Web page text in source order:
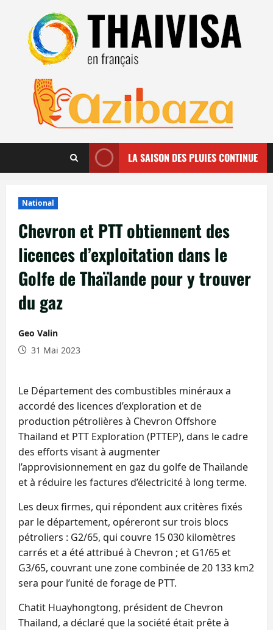
contenu
LA SAISON DES PLUIES CONTINUE
National
Chevron et PTT obtiennent des
licences d’exploitation dans le
Golfe de Thaïlande pour y trouver
du gaz
Geo Valin
31 Mai 2023
Le Département des combustibles minéraux a
accordé des licences d’exploration et de
production pétrolières à Chevron Offshore
Thailand et PTT Exploration (PTTEP), dans le cadre
des efforts visant à augmenter
l’approvisionnement en gaz du golfe de Thaïlande
et à réduire les factures d’électricité à long terme.
Les deux firmes, qui répondent aux critères fixés
par le département, opéreront sur trois blocs
pétroliers : G2/65, qui couvre 15 030 kilomètres
carrés et a été attribué à Chevron ; et G1/65 et
G3/65, couvrant une zone combinée de 20 133 km2
sera pour l’unité de forage de PTT.
Chatit Huayhongtong, président de Chevron
Thailand, a déclaré que la société était prête à